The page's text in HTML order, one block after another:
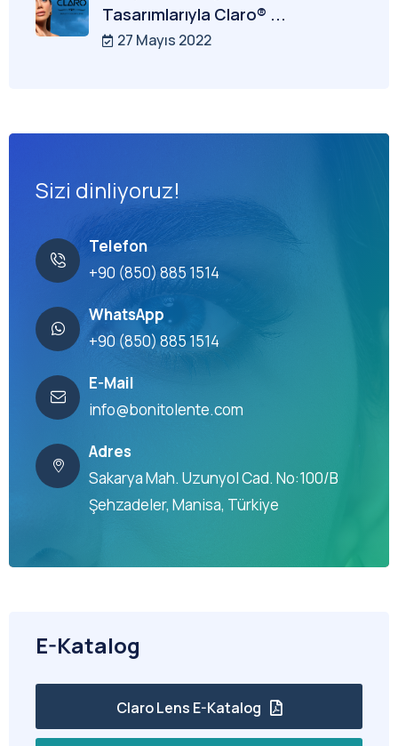
Tasarımlarıyla Claro® ...
27 Mayıs 2022
Sizi dinliyoruz!
Telefon
+90 (850) 885 1514
WhatsApp
+90 (850) 885 1514
E-Mail
info@bonitolente.com
Adres
Sakarya Mah. Uzunyol Cad. No:100/B
Şehzadeler, Manisa, Türkiye
E-Katalog
Claro Lens E-Katalog